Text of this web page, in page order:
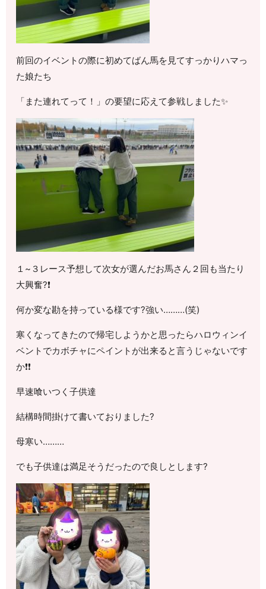
前回のイベントの際に初めてばん馬を見てすっかりハマっ
た娘たち
「また連れてって！」の要望に応えて参戦しました✨
１~３レース予想して次女が選んだお馬さん２回も当たり
大興奮?❗
何か変な勘を持っている様です?強い………(笑)
寒くなってきたので帰宅しようかと思ったらハロウィンイ
ベントでカボチャにペイントが出来ると言うじゃないです
か❗❗
早速喰いつく子供達
結構時間掛けて書いておりました?
母寒い………
でも子供達は満足そうだったので良しとします?